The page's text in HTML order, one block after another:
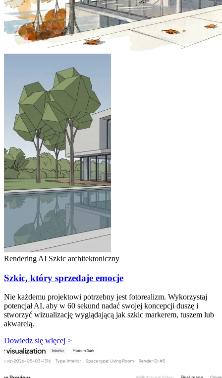
Rendering AI Szkic architektoniczny
Szkic, który sprzedaje emocje
Nie każdemu projektowi potrzebny jest fotorealizm. Wykorzystaj
potencjał AI, aby w 60 sekund nadać swojej koncepcji duszę i
stworzyć wizualizację wyglądającą jak szkic markerem, tuszem lub
akwarelą.
Dowiedz się więcej >